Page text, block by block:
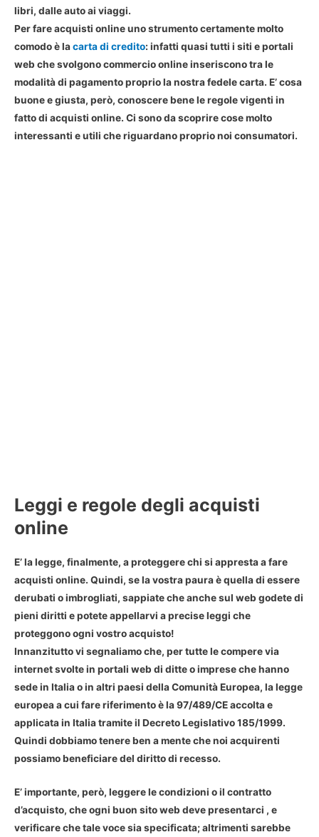
libri, dalle auto ai viaggi.
Perfare acquisti onlineuno strumento certamente molto
comodo è lacarta di credito: infatti quasi tutti i siti e portali
web che svolgono commercio online inseriscono tra le
modalità di pagamento proprio la nostra fedele carta. E’ cosa
buone e giusta, però, conoscere bene leregole vigenti in
fatto di acquisti online. Ci sono da scoprire cose molto
interessanti e utili che riguardano proprio noi consumatori.
Leggi e regole degli acquisti
online
E’ la legge, finalmente, a proteggerechi si appresta a fare
acquisti online. Quindi, se la vostra paura è quella di essere
derubati o imbrogliati, sappiate che anche sul web godete di
pieni diritti e potete appellarvi a precise leggi che
proteggono ogni vostro acquisto!
Innanzitutto vi segnaliamo che, per tutte le compere via
internet svolte in portali web di ditte o imprese che hanno
sede in Italia o in altri paesi della Comunità Europea, la legge
europea a cui fare riferimento è la 97/489/CE accolta e
applicata in Italia tramite il Decreto Legislativo 185/1999.
Quindi dobbiamo tenere ben a mente chenoi acquirenti
possiamo beneficiare del diritto di recesso.
E’ importante, però, leggere le condizioni o il contratto
d’acquisto, che ogni buon sito web deve presentarci , e
verificare che tale voce sia specificata; altrimenti sarebbe